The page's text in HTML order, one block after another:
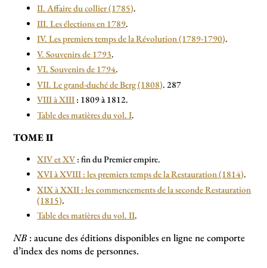
II. Affaire du collier (1785).
III. Les élections en 1789.
IV. Les premiers temps de la Révolution (1789-1790).
V. Souvenirs de 1793.
VI. Souvenirs de 1794.
VII. Le grand-duché de Berg (1808). 287
VIII à XIII : 1809 à 1812.
Table des matières du vol. I.
TOME II
XIV et XV: fin du Premier empire.
XVI à XVIII : les premiers temps de la Restauration (1814).
XIX à XXII : les commencements de la seconde Restauration
(1815).
Table des matières du vol. II.
NB : aucune des éditions disponibles en ligne ne comporte
d’index des noms de personnes.